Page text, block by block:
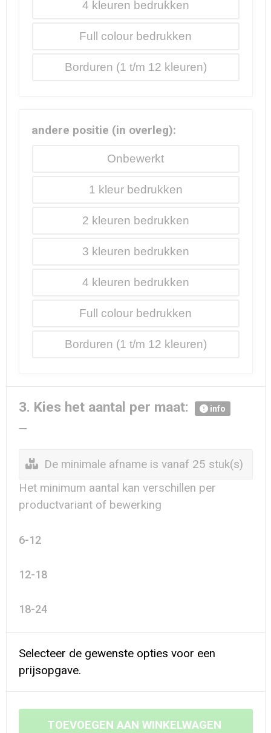
4
Borduren
Full colour
andere positie (in overleg):
Onbewerkt
1
2
3
4
Borduren
Full colour
3. Kies het aantal per maat: info
De minimale afname is vanaf 25 stuk(s)
Het minimum aantal kan verschillen per
productvariant of bewerking
6-12
12-18
18-24
Selecteer de gewenste opties voor een
prijsopgave.
TOEVOEGEN AAN WINKELWAGEN